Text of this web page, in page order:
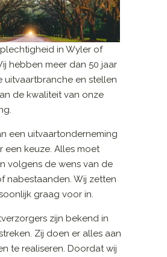
in Wyler of
hebben meer dan 50 jaar
uitvaartbranche en stellen
de kwaliteit van onze
een uitvaartonderneming
een keuze. Alles moet
volgens de wens van de
nabestaanden. Wij zetten
graag voor in.
zijn bekend in
Zij doen er alles aan
te realiseren. Doordat wij